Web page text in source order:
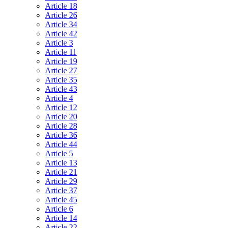
Article 18
Article 26
Article 34
Article 42
Article 3
Article 11
Article 19
Article 27
Article 35
Article 43
Article 4
Article 12
Article 20
Article 28
Article 36
Article 44
Article 5
Article 13
Article 21
Article 29
Article 37
Article 45
Article 6
Article 14